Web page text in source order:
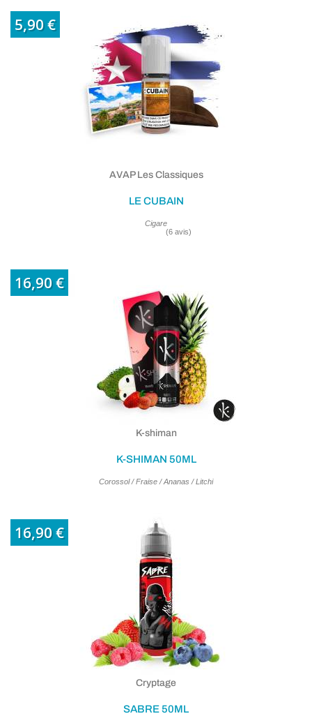
5,90 €
AVAP Les Classiques
LE CUBAIN
Cigare
16,90 €
K-shiman
K-SHIMAN 50ML
Corossol / Fraise / Ananas / Litchi
16,90 €
Cryptage
SABRE 50ML